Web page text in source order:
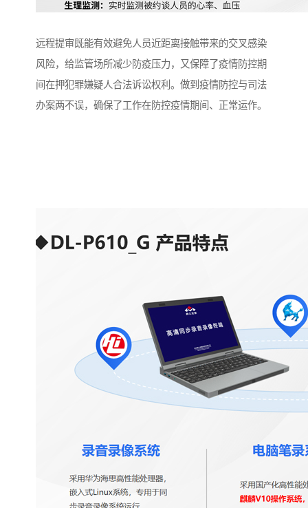
远程提审既能有效避免人员近距离接触带来的交叉感染
风险，给监管场所减少防疫压力，又保障了疫情防控期
间在押犯罪嫌疑人合法诉讼权利。做到疫情防控与司法
办案两不误，确保了工作在防控疫情期间、正常运作。